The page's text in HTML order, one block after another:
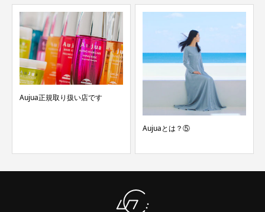
Aujua正規取り扱い店です
Aujuaとは？⑤